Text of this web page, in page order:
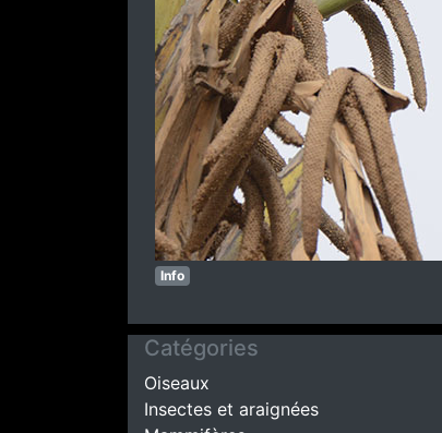
Info
Catégories
Oiseaux
Insectes et araignées